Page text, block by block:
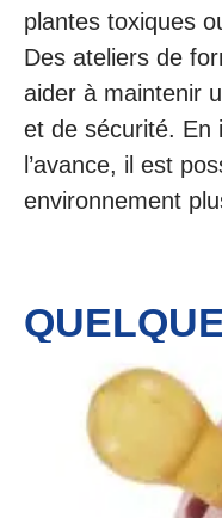
plantes toxiques
Des ateliers de
aider à maintenir
et de sécurité. En
l’avance, il est
environnement